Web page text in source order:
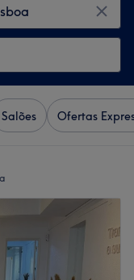
Salões Ofertas